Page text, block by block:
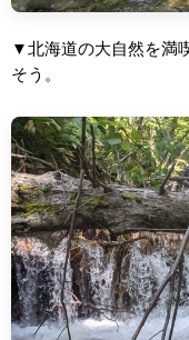
▼北海道の大自然を満
そう。